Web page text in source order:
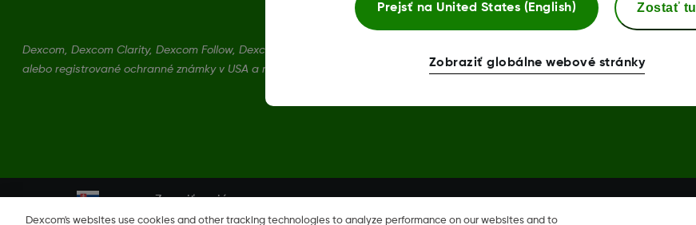
Dexcom, Dexcom Clarity, Dexcom Follow, Dexcom One, Dexcom Share, Share sú ochranné známky
alebo registrované ochranné známky v USA a môžu byť registrované aj v iných krajinách.
Zmeniť región
Dexcom's websites use cookies and other tracking technologies to analyze performance on our websites and to
Prejsť na United States (English) Zostať tu
Zobraziť globálne webové stránky